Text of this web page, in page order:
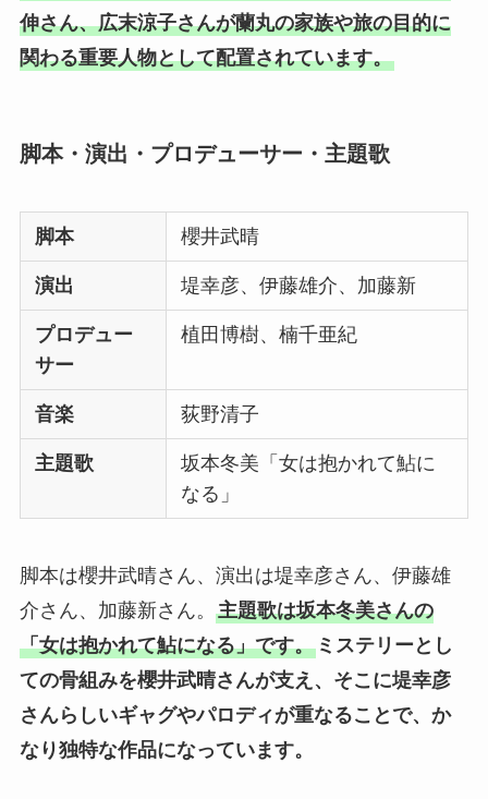
伸さん、広末涼子さんが蘭丸の家族や旅の目的に
関わる重要人物として配置されています。
脚本・演出・プロデューサー・主題歌
脚本 櫻井武晴
演出 堤幸彦、伊藤雄介、加藤新
プロデュー
サー
植田博樹、楠千亜紀
音楽 荻野清子
主題歌
坂本冬美「女は抱かれて鮎に
なる」
脚本は櫻井武晴さん、演出は堤幸彦さん、伊藤雄
介さん、加藤新さん。 主題歌は坂本冬美さんの
「女は抱かれて鮎になる」です。ミステリーとし
ての骨組みを櫻井武晴さんが支え、そこに堤幸彦
さんらしいギャグやパロディが重なることで、か
なり独特な作品になっています。